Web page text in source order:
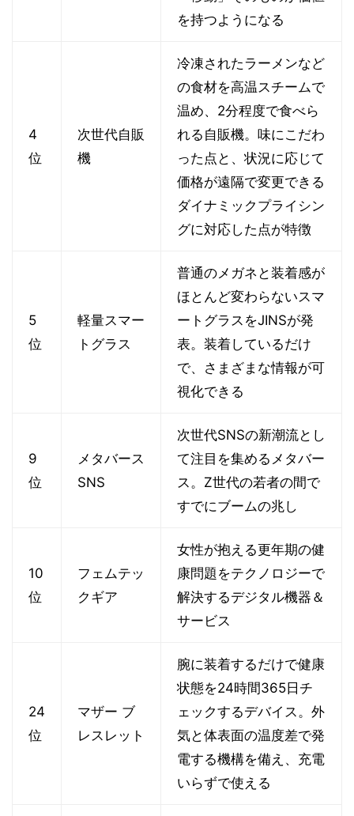
を持つようになる
4
位
次世代自販
機
冷凍されたラーメンなど
の食材を高温スチームで
温め、2分程度で食べら
れる自販機。味にこだわ
った点と、状況に応じて
価格が遠隔で変更できる
ダイナミックプライシン
グに対応した点が特徴
5
位
軽量スマー
トグラス
普通のメガネと装着感が
ほとんど変わらないスマ
ートグラスをJINSが発
表。装着しているだけ
で、さまざまな情報が可
視化できる
9
位
メタバース
SNS
次世代SNSの新潮流とし
て注目を集めるメタバー
ス。Z世代の若者の間で
すでにブームの兆し
10
位
フェムテッ
クギア
女性が抱える更年期の健
康問題をテクノロジーで
解決するデジタル機器＆
サービス
24
位
マザー ブ
レスレット
腕に装着するだけで健康
状態を24時間365日チ
ェックするデバイス。外
気と体表面の温度差で発
電する機構を備え、充電
いらずで使える